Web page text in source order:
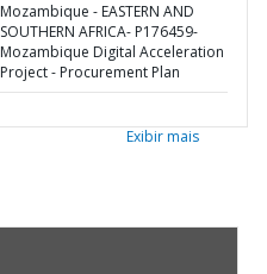
Mozambique - EASTERN AND
SOUTHERN AFRICA- P176459-
Mozambique Digital Acceleration
Project - Procurement Plan
Exibir mais